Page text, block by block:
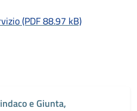
(PDF 88.97 kB)
e Giunta,